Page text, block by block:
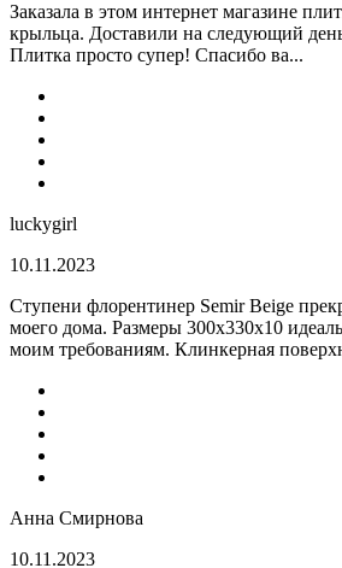
Заказала в этом интернет магазине
крыльца. Доставили на следующий
Плитка просто супер! Спасибо ва...
luckygirl
10.11.2023
Ступени флорентинер Semir Beige
моего дома. Размеры 300х330х10
моим требованиям. Клинкерная
Анна Смирнова
10.11.2023